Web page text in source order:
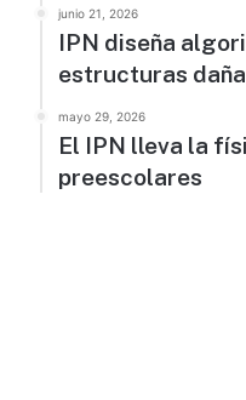
junio 21, 2026
IPN diseña
estructuras
mayo 29, 2026
El IPN lleva la
preescolares